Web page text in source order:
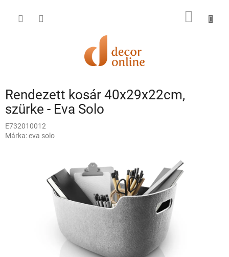
KOSÁR
Rendezett kosár 40x29x22cm,
szürke - Eva Solo
E732010012
Márka:eva solo